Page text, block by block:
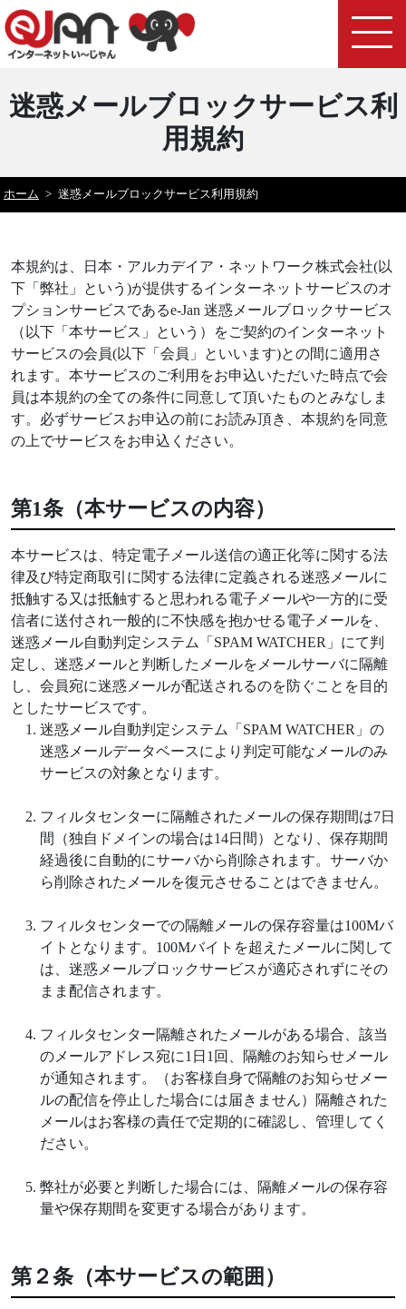
迷惑メールブロックサービス利
用規約
ホーム > 迷惑メールブロックサービス利用規約
本規約は、日本・アルカデイア・ネットワーク株式会社(以
下「弊社」という)が提供するインターネットサービスのオ
プションサービスであるe-Jan 迷惑メールブロックサービス
（以下「本サービス」という）をご契約のインターネット
サービスの会員(以下「会員」といいます)との間に適用さ
れます。本サービスのご利用をお申込いただいた時点で会
員は本規約の全ての条件に同意して頂いたものとみなしま
す。必ずサービスお申込の前にお読み頂き、本規約を同意
の上でサービスをお申込ください。
第1条（本サービスの内容）
本サービスは、特定電子メール送信の適正化等に関する法
律及び特定商取引に関する法律に定義される迷惑メールに
抵触する又は抵触すると思われる電子メールや一方的に受
信者に送付され一般的に不快感を抱かせる電子メールを、
迷惑メール自動判定システム「SPAM WATCHER」にて判
定し、迷惑メールと判断したメールをメールサーバに隔離
し、会員宛に迷惑メールが配送されるのを防ぐことを目的
としたサービスです。
迷惑メール自動判定システム「SPAM WATCHER」の
迷惑メールデータベースにより判定可能なメールのみ
サービスの対象となります。
フィルタセンターに隔離されたメールの保存期間は7日
間（独自ドメインの場合は14日間）となり、保存期間
経過後に自動的にサーバから削除されます。サーバか
ら削除されたメールを復元させることはできません。
フィルタセンターでの隔離メールの保存容量は100Mバ
イトとなります。100Mバイトを超えたメールに関して
は、迷惑メールブロックサービスが適応されずにその
まま配信されます。
フィルタセンター隔離されたメールがある場合、該当
のメールアドレス宛に1日1回、隔離のお知らせメール
が通知されます。（お客様自身で隔離のお知らせメー
ルの配信を停止した場合には届きません）隔離された
メールはお客様の責任で定期的に確認し、管理してく
ださい。
弊社が必要と判断した場合には、隔離メールの保存容
量や保存期間を変更する場合があります。
第２条（本サービスの範囲）